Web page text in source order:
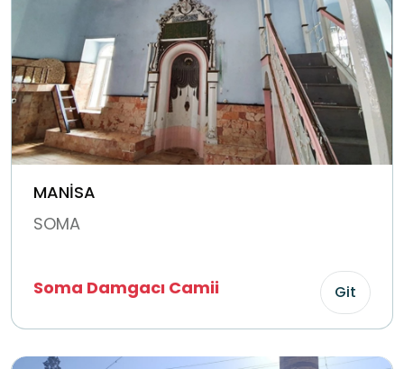
MANİSA
SOMA
Soma Damgacı Camii Git